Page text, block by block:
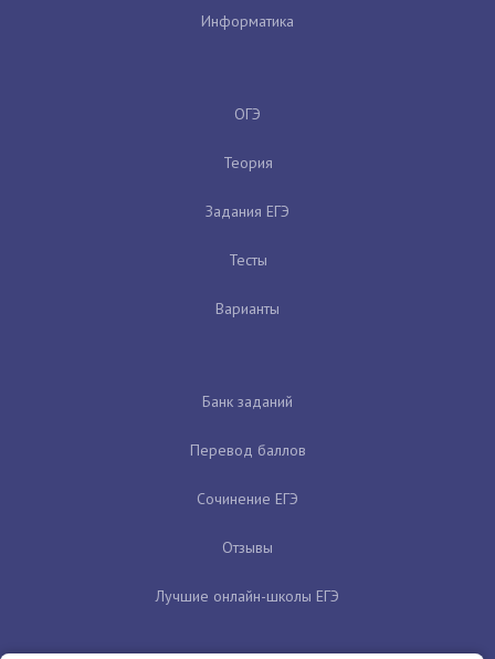
Информатика
ОГЭ
Теория
Задания ЕГЭ
Тесты
Варианты
Банк заданий
Перевод баллов
Сочинение ЕГЭ
Отзывы
Лучшие онлайн-школы ЕГЭ